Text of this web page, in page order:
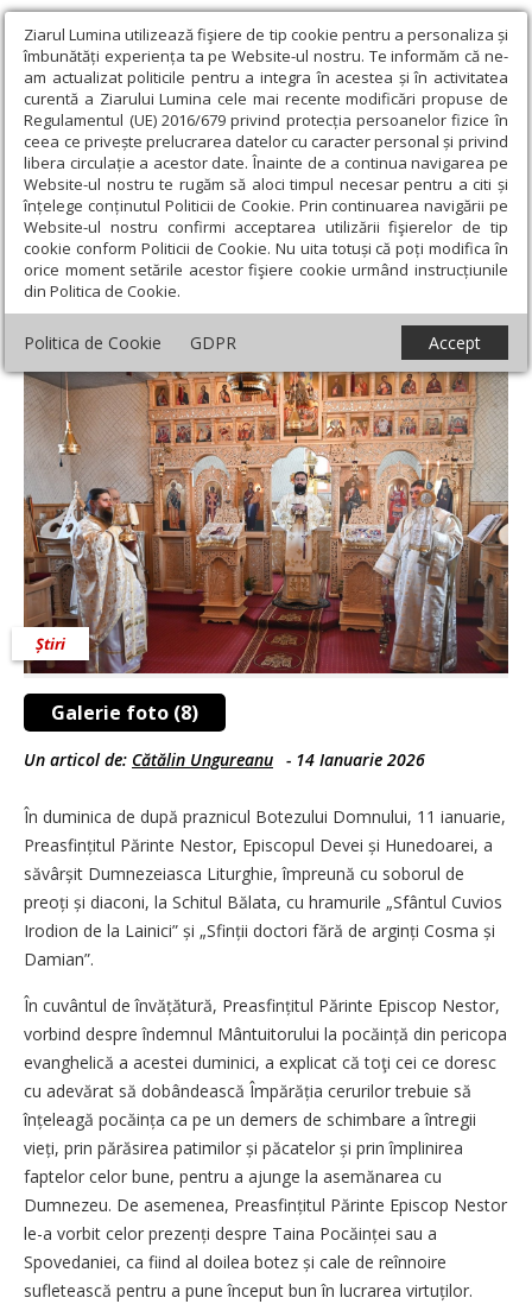
Ziarul Lumina utilizează fişiere de tip cookie pentru a personaliza și
îmbunătăți experiența ta pe Website-ul nostru. Te informăm că ne-
am actualizat politicile pentru a integra în acestea și în activitatea
curentă a Ziarului Lumina cele mai recente modificări propuse de
Regulamentul (UE) 2016/679 privind protecția persoanelor fizice în
ceea ce privește prelucrarea datelor cu caracter personal și privind
libera circulație a acestor date. Înainte de a continua navigarea pe
Website-ul nostru te rugăm să aloci timpul necesar pentru a citi și
înțelege conținutul Politicii de Cookie. Prin continuarea navigării pe
Website-ul nostru confirmi acceptarea utilizării fişierelor de tip
cookie conform Politicii de Cookie. Nu uita totuși că poți modifica în
orice moment setările acestor fişiere cookie urmând instrucțiunile
din Politica de Cookie.
Politica de Cookie GDPR Accept
Ziarul Lumina › Actualitate religioasă › Știri › Binecuvântări
arhiereşti pentru credincioşii din Episcopia Devei şi Hunedoarei
Binecuvântări arhiereşti pentru
credincioşii din Episcopia Devei şi
Hunedoarei
Galerie foto (8)
Știri
Un articol de: Cătălin Ungureanu - 14 Ianuarie 2026
În duminica de după praznicul Botezului Domnului, 11 ianuarie,
Preasfințitul Părinte Nestor, Episcopul Devei și Hunedoarei, a
săvâr­șit Dumnezeiasca Liturghie, împreună cu soborul de
preoți și diaconi, la Schitul Bălata, cu hramurile „Sfântul Cuvios
Irodion de la Lainici” și „Sfinții doctori fără de arginți Cosma și
Damian”.
În cuvântul de învățătură, Preasfințitul Părinte Episcop Nestor,
vorbind despre îndemnul Mântuitorului la pocăință din pericopa
evanghelică a acestei duminici, a explicat că toţi cei ce doresc
cu adevărat să dobândească Împărăția cerurilor trebuie să
înțeleagă pocăința ca pe un demers de schimbare a întregii
vieți, prin părăsirea patimilor și păcatelor și prin împlinirea
faptelor celor bune, pentru a ajunge la asemănarea cu
Dumnezeu. De asemenea, Preasfințitul Părinte Episcop Nestor
le-a vorbit celor prezenți despre Taina Pocăinței sau a
Spovedaniei, ca fiind al doilea botez și cale de reînnoire
sufletească pentru a pune început bun în lucrarea virtuților.